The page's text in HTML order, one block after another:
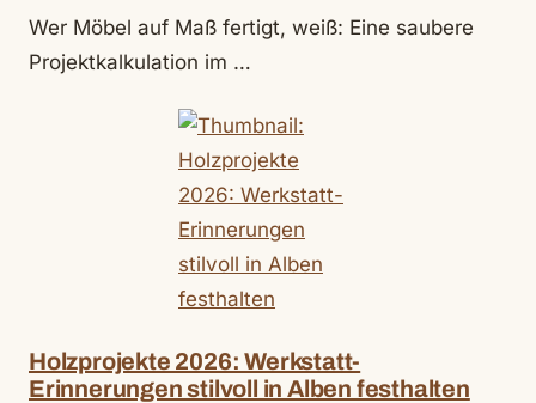
Wer Möbel auf Maß fertigt, weiß: Eine saubere
Projektkalkulation im …
Holzprojekte 2026: Werkstatt-
Erinnerungen stilvoll in Alben festhalten